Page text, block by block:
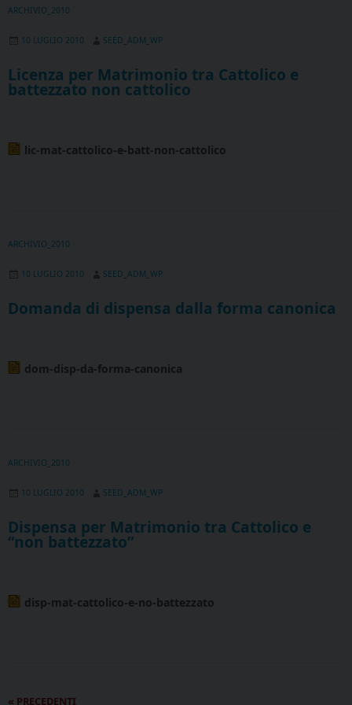
ARCHIVIO_2010
10 LUGLIO 2010 SEED_ADM_WP
Licenza per Matrimonio tra Cattolico e
battezzato non cattolico
lic-mat-cattolico-e-batt-non-cattolico
ARCHIVIO_2010
10 LUGLIO 2010 SEED_ADM_WP
Domanda di dispensa dalla forma canonica
dom-disp-da-forma-canonica
ARCHIVIO_2010
10 LUGLIO 2010 SEED_ADM_WP
Dispensa per Matrimonio tra Cattolico e
“non battezzato”
disp-mat-cattolico-e-no-battezzato
« PRECEDENTI